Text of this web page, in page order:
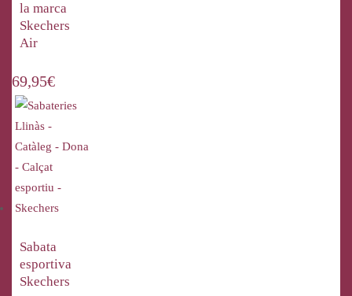
la marca
Skechers
Air
69,95€
Sabata
esportiva
Skechers